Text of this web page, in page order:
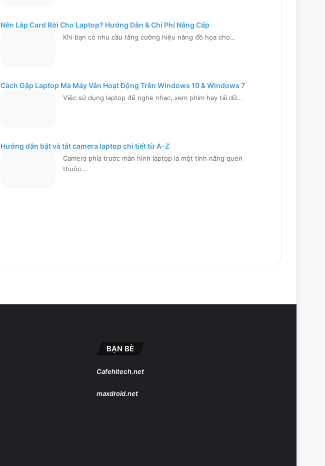
Nên Lắp Card Rời Cho Laptop? Hướng Dẫn & Chi Phí Nâng Cấp
Khi bạn có nhu cầu tăng cường hiệu năng đồ họa cho…
Cách Gập Laptop Mà Máy Vẫn Hoạt Động Trên Windows 10 & Windows 7
Việc sử dụng laptop để nghe nhạc, xem phim hay tải dữ…
Hướng dẫn bật và tắt camera laptop chi tiết từ A-Z
Camera phía trước màn hình laptop là một tính năng quen
thuộc…
BẠN BÈ
Cafehitech.net
maxdroid.net